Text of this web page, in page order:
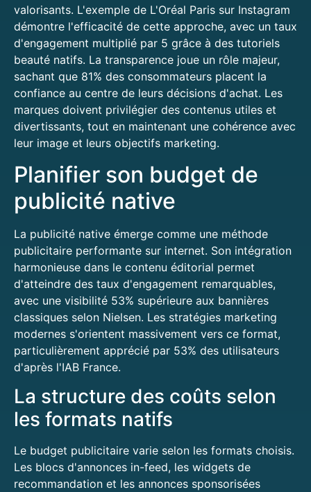
valorisants. L'exemple de L'Oréal Paris sur Instagram
démontre l'efficacité de cette approche, avec un taux
d'engagement multiplié par 5 grâce à des tutoriels
beauté natifs. La transparence joue un rôle majeur,
sachant que 81% des consommateurs placent la
confiance au centre de leurs décisions d'achat. Les
marques doivent privilégier des contenus utiles et
divertissants, tout en maintenant une cohérence avec
leur image et leurs objectifs marketing.
Planifier son budget de
publicité native
La publicité native émerge comme une méthode
publicitaire performante sur internet. Son intégration
harmonieuse dans le contenu éditorial permet
d'atteindre des taux d'engagement remarquables,
avec une visibilité 53% supérieure aux bannières
classiques selon Nielsen. Les stratégies marketing
modernes s'orientent massivement vers ce format,
particulièrement apprécié par 53% des utilisateurs
d'après l'IAB France.
La structure des coûts selon
les formats natifs
Le budget publicitaire varie selon les formats choisis.
Les blocs d'annonces in-feed, les widgets de
recommandation et les annonces sponsorisées